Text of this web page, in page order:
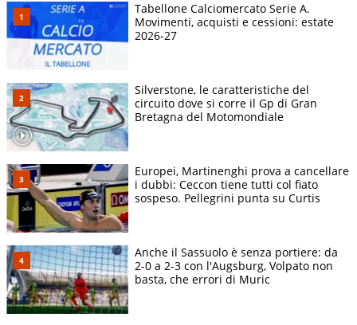
Tabellone Calciomercato Serie A.
Movimenti, acquisti e cessioni: estate
2026-27
Silverstone, le caratteristiche del
circuito dove si corre il Gp di Gran
Bretagna del Motomondiale
Europei, Martinenghi prova a cancellare
i dubbi: Ceccon tiene tutti col fiato
sospeso. Pellegrini punta su Curtis
Anche il Sassuolo è senza portiere: da
2-0 a 2-3 con l'Augsburg, Volpato non
basta, che errori di Muric